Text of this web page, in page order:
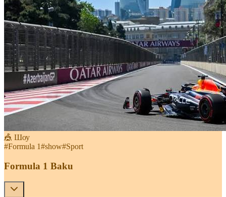
🎪 Шоу
#Formula 1#show#Sport
Formula 1 Baku